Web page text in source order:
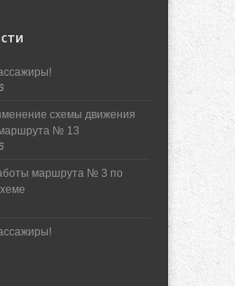
схемы движения
№ 13
маршрута № 3 по